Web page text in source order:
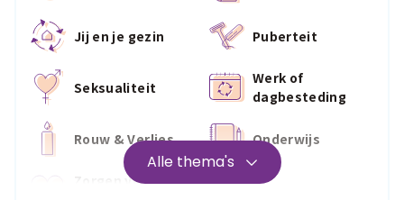
Jij en je gezin Puberteit
Seksualiteit
Werk of
dagbesteding
Rouw & Verlies Onderwijs
Zorgen voor
Wonen
Alle thema's